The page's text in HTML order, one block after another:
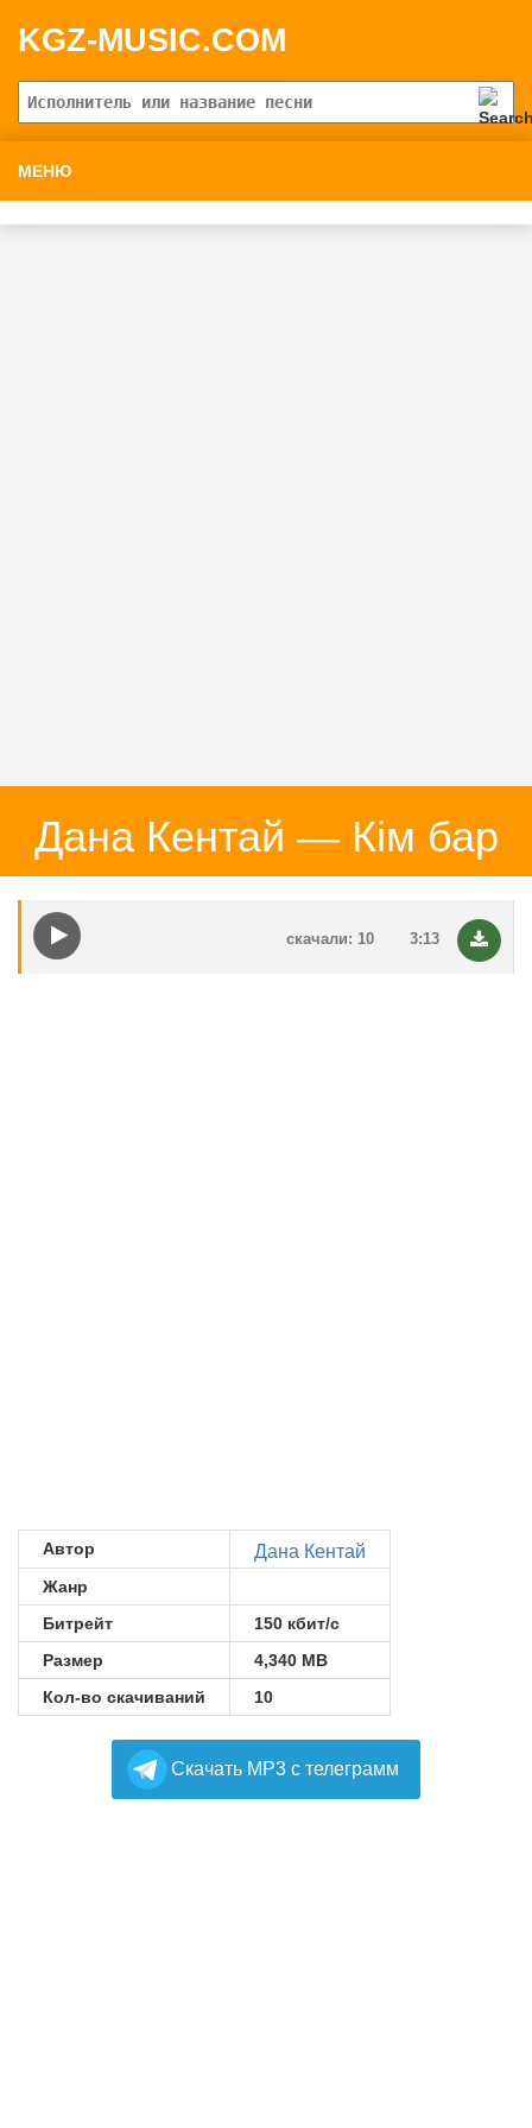
KGZ-MUSIC.COM
МЕНЮ
Дана Кентай — Кім бар
3:13
скачали: 10
Автор Дана Кентай
Жанр
Битрейт
150 кбит/с
Размер
4,340 MB
Кол-во скачиваний
10
Cкачать MP3 с телеграмм